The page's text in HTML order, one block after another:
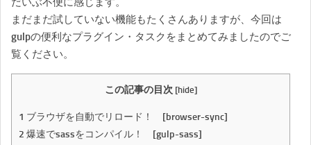
まだまだ試していない機能もたくさんありますが、今回は
gulpの便利なプラグイン・タスクをまとめてみましたのでご
覧ください。
この記事の目次 [hide]
1 ブラウザを自動でリロード！ [browser-sync]
2 爆速でsassをコンパイル！ [gulp-sass]